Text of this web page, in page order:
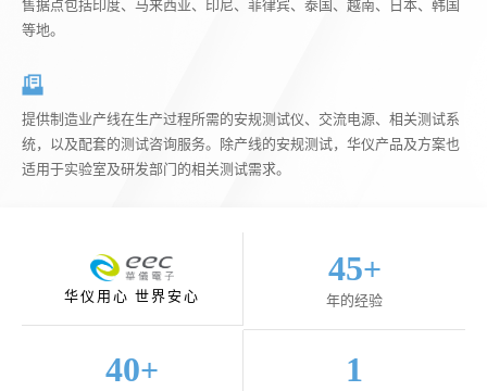
售据点包括印度、马来西亚、印尼、菲律宾、泰国、越南、日本、韩国
等地。
提供制造业产线在生产过程所需的安规测试仪、交流电源、相关测试系
统，以及配套的测试咨询服务。除产线的安规测试，华仪产品及方案也
适用于实验室及研发部门的相关测试需求。
华仪用心 世界安心
45+
年的经验
40+ 1